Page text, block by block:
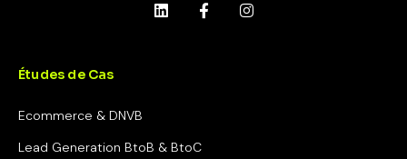
Études de Cas
Ecommerce & DNVB
Lead Generation BtoB & BtoC